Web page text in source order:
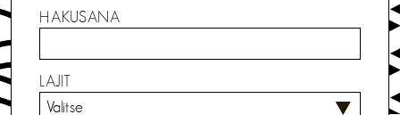
HAKUSANA
LAJIT